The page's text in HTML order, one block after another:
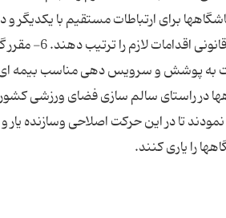
برای ارتباطات مستقیم با یكدیگر
نامبردگان اقدام و نسبت به انجام
به پوشش و سرویس دهی مناسب بیمه ای ،
7- با توجه به تلاش باشگاهها در راستای سالم سازی فضای
تا در این حركت اصلاحی وسازنده یار و
را یاری كنند.